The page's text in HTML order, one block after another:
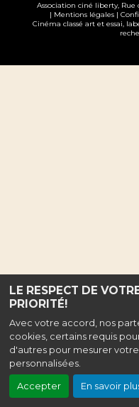
LE RESPECT DE
PRIORITÉ!
Avec votre accord, nos
cookies, certains requis
d'autres pour mesurer
personnalisées.
Accepter En savoir
Association ciné liberty, Rue
| Mentions légales |
Cinéma classé art et essai,